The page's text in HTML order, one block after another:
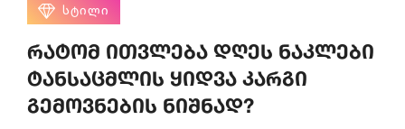
ᲡᲢᲘᲚᲘ
რატომ ითვლება დღეს ნაკლები
ტანსაცმლის ყიდვა კარგი
გემოვნების ნიშნად?